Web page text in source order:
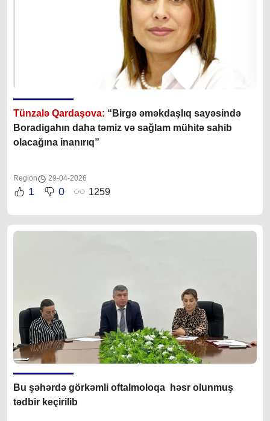
Tünzalə Qardaşova: “ Birgə əməkdaşlıq sayəsində
Boradigahın daha təmiz və sağlam mühitə sahib
olacağına inanırıq”
Region 29-04-2026
1 0 1259
Bu şəhərdə görkəmli oftalmoloqa həsr olunmuş
tədbir keçirilib